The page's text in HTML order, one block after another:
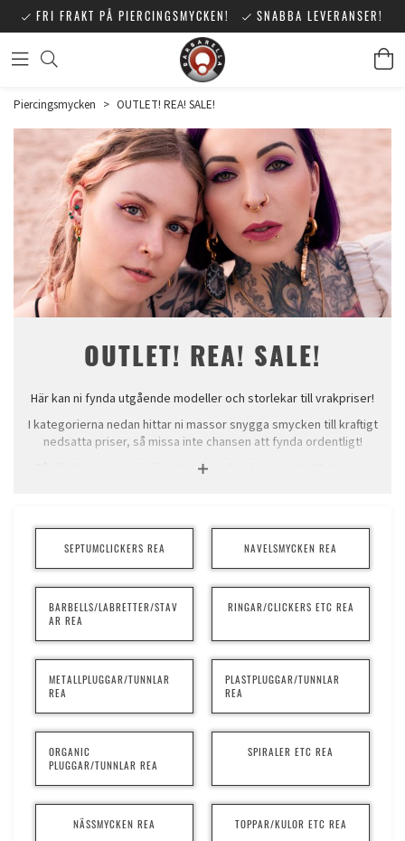
FRI FRAKT PÅ PIERCINGSMYCKEN! SNABBA LEVERANSER!
Piercingsmycken > OUTLET! REA! SALE!
OUTLET! REA! SALE!
Här kan ni fynda utgående modeller och storlekar till vrakpriser!
I kategorierna nedan hittar ni massor snygga smycken till kraftigt
nedsatta priser, så missa inte chansen att fynda ordentligt!
På alla dessa varor är lägsta pris under de senaste 30 dagarna
Varor med nedsatt pris ersätts om varan skulle gå sönder inom
skälig tid, men vi ger ingen ekonomisk kompensaion vid
reklammation av dessa varor. Givetvis har du alltid 14 dagars
SEPTUMCLICKERS REA NAVELSMYCKEN REA
BARBELLS/LABRETTER/STAV
AR REA
RINGAR/CLICKERS ETC REA
METALLPLUGGAR/TUNNLAR
REA
PLASTPLUGGAR/TUNNLAR
REA
ORGANIC
PLUGGAR/TUNNLAR REA
SPIRALER ETC REA
NÄSSMYCKEN REA TOPPAR/KULOR ETC REA